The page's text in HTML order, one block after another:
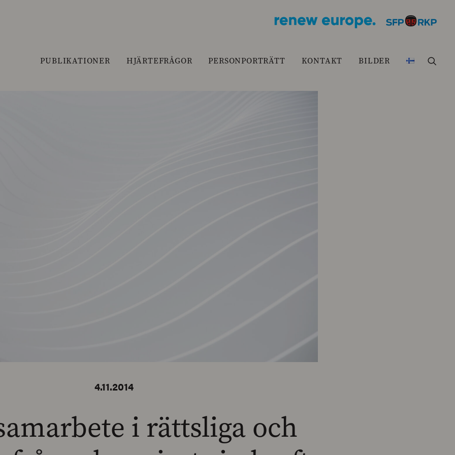
PUBLIKATIONER HJÄRTEFRÅGOR PERSONPORTRÄTT KONTAKT BILDER
4.11.2014
i rättsliga och